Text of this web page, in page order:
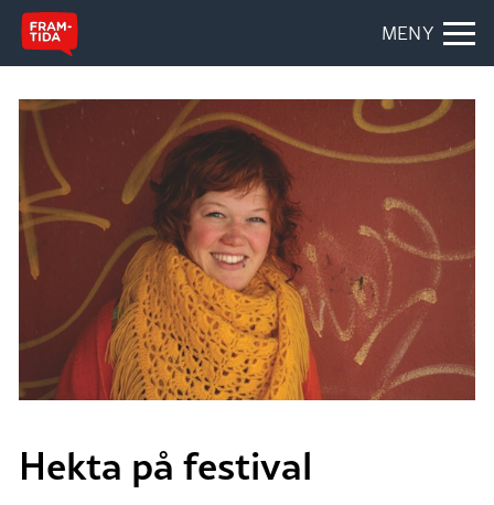
MENY
Hekta på festival